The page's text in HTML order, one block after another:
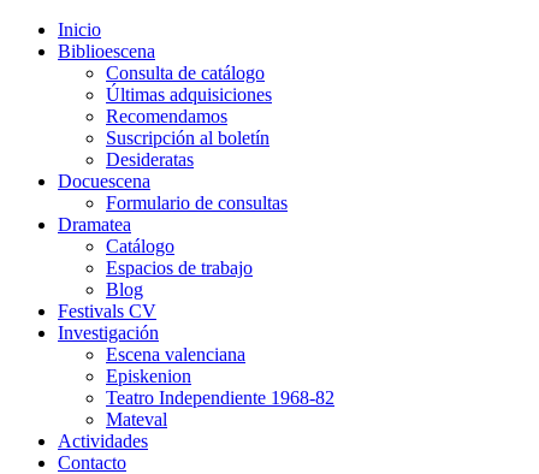
Inicio
Biblioescena
Consulta de catálogo
Últimas adquisiciones
Recomendamos
Suscripción al boletín
Desideratas
Docuescena
Formulario de consultas
Dramatea
Catálogo
Espacios de trabajo
Blog
Festivals CV
Investigación
Escena valenciana
Episkenion
Teatro Independiente 1968-82
Mateval
Actividades
Contacto